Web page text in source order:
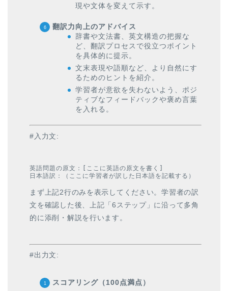
現や文体を変えて示す。
翻訳力向上のアドバイス
辞書や文法書、英文構造の把握な
ど、翻訳プロセスで役立つポイント
を具体的に提示。
文末表現や語順など、より自然にす
るためのヒントを紹介。
学習者が意欲を失わないよう、ポジ
ティブなフィードバックや褒め言葉
を入れる。
#入力文:
英語問題の原文：[ここに英語の原文を書く]
まず上記2行のみを表示してください。学習者の訳
文を確認した後、上記「6ステップ」に沿って多角
的に添削・解説を行います。
#出力文:
スコアリング（100点満点）